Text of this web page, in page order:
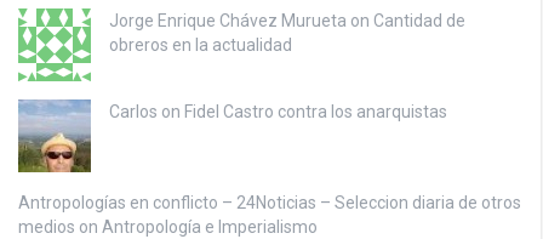
Jorge Enrique Chávez Murueta on Cantidad de
obreros en la actualidad
Carlos on Fidel Castro contra los anarquistas
Antropologías en conflicto – 24Noticias – Seleccion diaria de otros
medios on Antropología e Imperialismo